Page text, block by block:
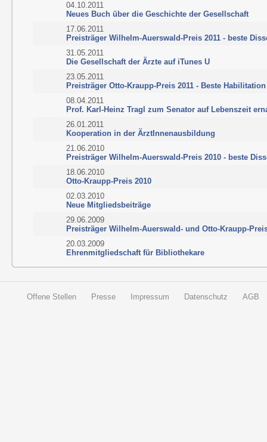
04.10.2011
Neues Buch über die Geschichte der Gesellschaft
17.06.2011
Preisträger Wilhelm-Auerswald-Preis 2011 - beste
31.05.2011
Die Gesellschaft der Ärzte auf iTunes U
23.05.2011
Preisträger Otto-Kraupp-Preis 2011 - Beste Habilitation
08.04.2011
Prof. Karl-Heinz Tragl zum Senator auf Lebenszeit
26.01.2011
Kooperation in der ÄrztInnenausbildung
21.06.2010
Preisträger Wilhelm-Auerswald-Preis 2010 - beste
18.06.2010
Otto-Kraupp-Preis 2010
02.03.2010
Neue Mitgliedsbeiträge
29.06.2009
Preisträger Wilhelm-Auerswald- und Otto-Kraupp-
20.03.2009
Ehrenmitgliedschaft für Bibliothekare
Offene Stellen Presse Impressum Datenschutz AGB